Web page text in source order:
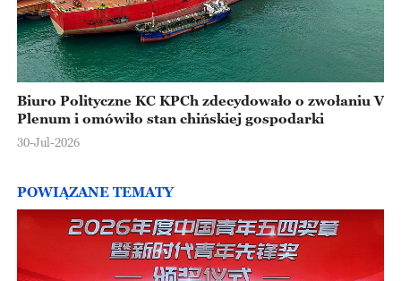
Biuro Polityczne KC KPCh zdecydowało o zwołaniu V
Plenum i omówiło stan chińskiej gospodarki
30-Jul-2026
POWIĄZANE TEMATY